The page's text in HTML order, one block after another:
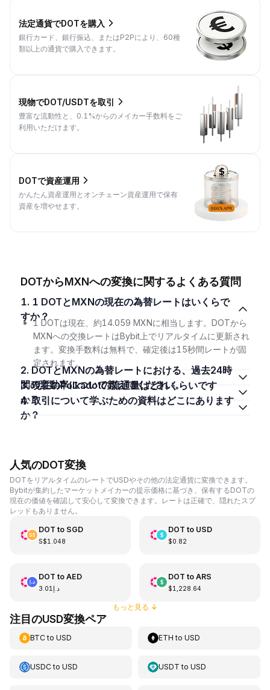
法定通貨でDOTを購入
銀行カード、銀行振込、またはP2Pにより、60種
類以上の通貨で購入できます。
現物でDOT/USDTを取引
豊富な流動性と、0.1%からのメイカー手数料をご
利用いただけます。
DOTで資産運用
かんたん資産運用とオンチェーン資産運用で保有
資産を増やせます。
DOTからMXNへの変換に関するよくある質問
1. 1 DOTとMXNの現在の為替レートはいくらで
すか？
1 DOTは現在、約14.059 MXNに相当します。DOTから
MXNへの交換レートはBybit上でリアルタイムに更新され
ます。変換手数料は無料で、確定後は15秒間レートが固
定されます。
2. DOTとMXNの為替レートにおける、過去24時
間の変動率について教えてください。
3. 現在のPolkadotの流通量はどれくらいです
か？
4. 取引について学ぶための資料はどこにあります
か？
人気のDOT変換
DOTをリアルタイムのレートでUSDやその他の法定通貨に変換できます。
Bybitが集約したマーケットメイカーの提示価格に基づき、保有するDOTの
現在の価値を確認して安心して変換できます。レートは正確で、隠れたスプ
レッドもありません。
DOT to SGD
S$1.048
DOT to USD
$0.82
DOT to AED
د.إ3.01
DOT to ARS
$1,228.64
もっと見る ↓
注目のUSD変換ペア
BTCto USD ETH toUSD
USDCto USD USDT toUSD